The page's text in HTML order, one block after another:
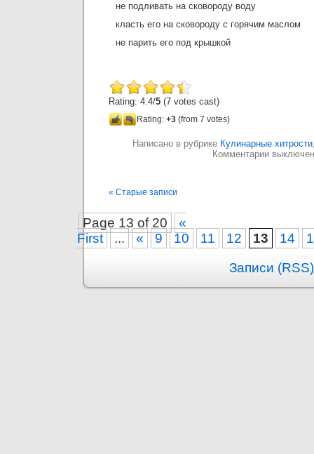
не подливать на сковороду воду
класть его на сковороду с горячим маслом
не парить его под крышкой
Rating: 4.4/5 (7 votes cast)
Rating: +3 (from 7 votes)
Написано в рубрике Кулинарные хитрости
Комментарии
« Старые записи
Page 13 of 20
«
First
... « 9 10 11 12 13 14
Записи (RSS)